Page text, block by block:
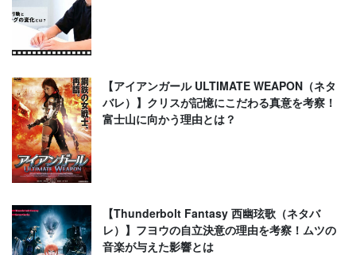
【アイアンガール ULTIMATE WEAPON（ネタ
バレ）】クリスが記憶にこだわる真意を考察！
富士山に向かう理由とは？
【Thunderbolt Fantasy 西幽玹歌（ネタバ
レ）】フヨウの自立決意の理由を考察！ムツの
音楽が与えた影響とは